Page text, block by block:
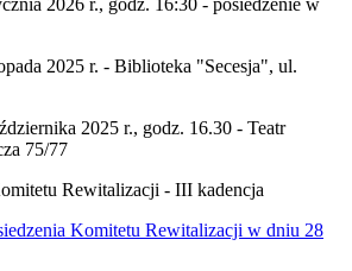
2025 r. - Biblioteka "Secesja", ul.
2025 r., godz. 16.30 - Teatr
75/77
Rewitalizacji - III kadencja
Komitetu Rewitalizacji w dniu 28